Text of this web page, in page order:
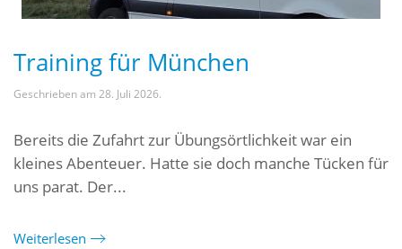
Training für München
Geschrieben am 28. Juli 2026.
Bereits die Zufahrt zur Übungsörtlichkeit war ein
kleines Abenteuer. Hatte sie doch manche Tücken für
uns parat. Der...
Weiterlesen